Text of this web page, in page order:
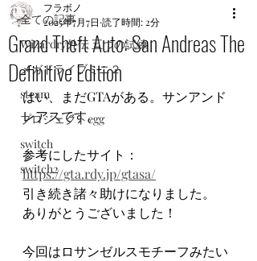
全ての記事
Wizardry外伝 五つの試練
メガドライブミニ２
steam
プロジェクトegg
switch
switch2
Grand Theft Auto: San Andreas The
Definitive Edition
フラボノ
2025年7月7日 読了時間: 2分
はい、まだGTAがある。サンアンド
レアスです。
参考にしたサイト：
https://gta.rdy.jp/gtasa/
引き続き諸々助けになりました。
ありがとうございました！
今回はロサンゼルスモチーフみたい